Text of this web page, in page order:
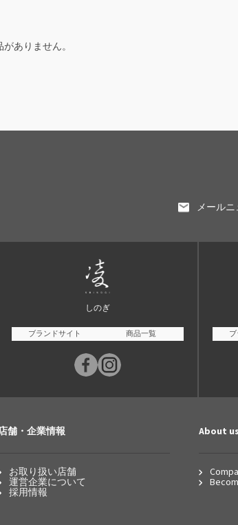
ありません。
メール
しのぎ
ブランドサイト 商品一覧
舗・企業情報
お取り扱い店舗
運営企業について
採用情報
About us